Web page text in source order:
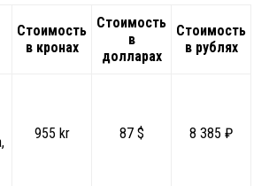
Стоимость
в кронах
Стоимость
в
долларах
Стоимость
в рублях
955 kr 87 $ 8 385 ₽